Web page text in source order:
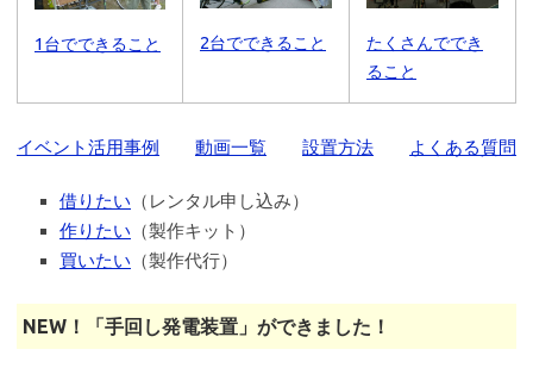
1台でできること 2台でできること
たくさんででき
ること
イベント活用事例 動画一覧 設置方法 よくある質問
借りたい （レンタル申し込み）
作りたい （製作キット）
買いたい （製作代行）
NEW！「手回し発電装置」ができました！